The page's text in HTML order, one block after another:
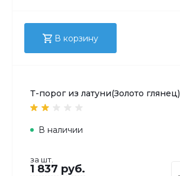
В корзину
Т-порог из латуни(Золото глянец)
В наличии
за шт.
1 837 руб.